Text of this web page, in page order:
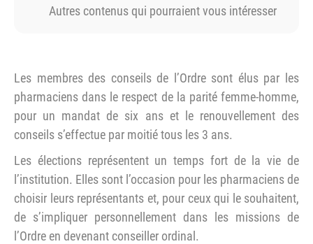
Autres contenus qui pourraient vous intéresser
Les membres des conseils de l’Ordre sont élus par les
pharmaciens dans le respect de la parité femme-homme,
pour un mandat de six ans et le renouvellement des
conseils s’effectue par moitié tous les 3 ans.
Les élections représentent un temps fort de la vie de
l’institution. Elles sont l’occasion pour les pharmaciens de
choisir leurs représentants et, pour ceux qui le souhaitent,
de s’impliquer personnellement dans les missions de
l’Ordre en devenant conseiller ordinal.